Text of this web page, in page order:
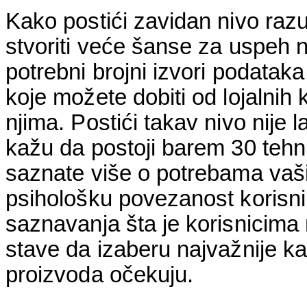
Kako postići zavidan nivo
stvoriti veće šanse za uspeh
potrebni brojni izvori
koje možete dobiti od lojalnih
njima. Postići takav nivo nije
kažu da postoji barem 30
saznate više o potrebama
psihološku povezanost
saznavanja šta je
stave da izaberu najvažnije
proizvoda očekuju.